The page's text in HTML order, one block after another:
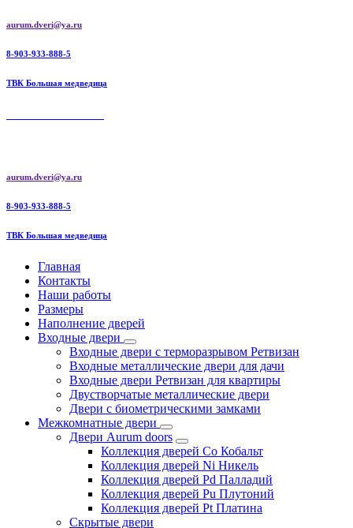
Перейти
содержимому
aurum.dveri@ya.ru
8-903-933-888-5
ТВК Большая медведица
aurum.dveri@ya.ru
8-903-933-888-5
ТВК Большая медведица
Главная
Контакты
Наши работы
Размеры
Наполнение дверей
Входные двери
Входные двери с терморазрывом Ретвизан
Входные металлические двери для дачи
Входные двери Ретвизан для квартиры
Двустворчатые металлические двери
Двери с биометрическими замками
Межкомнатные двери
Двери Aurum doors
Коллекция дверей Co Кобальт
Коллекция дверей Ni Никель
Коллекция дверей Pd Палладий
Коллекция дверей Pu Плутоний
Коллекция дверей Pt Платина
Скрытые двери